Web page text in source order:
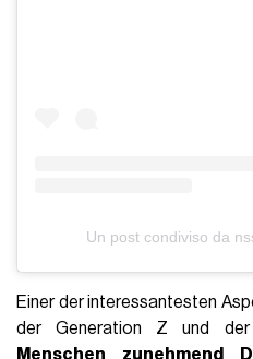
Un post condiviso da
Einer der interessantesten
der Generation Z und
Menschen zunehmend